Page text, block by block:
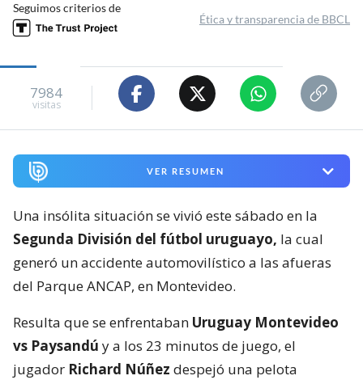
Seguimos criterios de
Ética y transparencia de BBCL
7984
visitas
VER RESUMEN
Una insólita situación se vivió este sábado en la
Segunda División del fútbol uruguayo, la cual
generó un accidente automovilístico a las afueras
del Parque ANCAP, en Montevideo.
Resulta que se enfrentaban Uruguay Montevideo
vs Paysandú y a los 23 minutos de juego, el
jugador Richard Núñez despejó una pelota